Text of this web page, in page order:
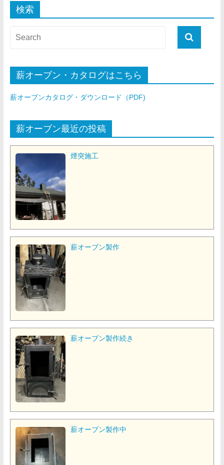
検索
薪オーブン・カタログはこちら
薪オーブンカタログ・ダウンロード（PDF)
薪オーブン最近の投稿
煙突施工
薪オーブン製作
薪オーブン製作続き
薪オーブン製作中